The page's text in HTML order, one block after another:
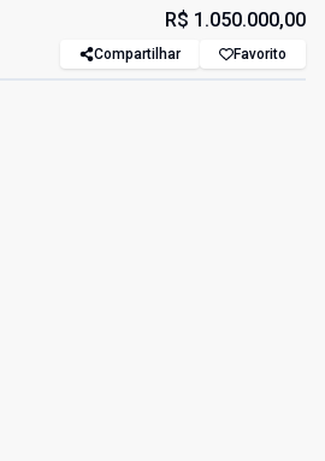
R$ 1.050.000,00
Compartilhar Favorito